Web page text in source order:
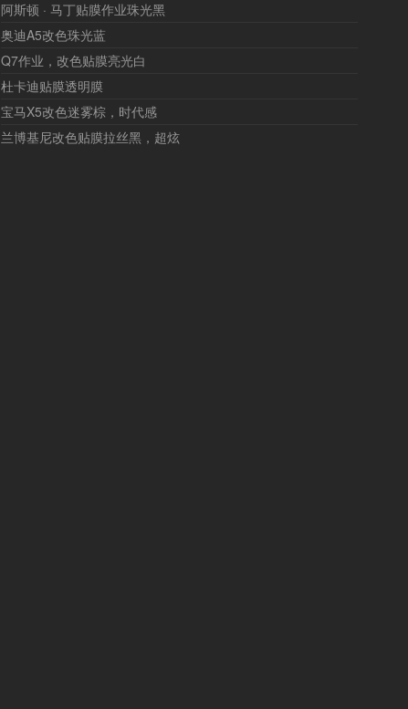
阿斯顿 · 马丁贴膜作业珠光黑
奥迪A5改色珠光蓝
Q7作业，改色贴膜亮光白
杜卡迪贴膜透明膜
宝马X5改色迷雾棕，时代感
兰博基尼改色贴膜拉丝黑，超炫